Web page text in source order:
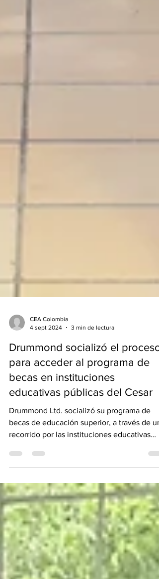
CEA Colombia
4 sept 2024
3 min de lectura
Drummond socializó el proceso
para acceder al programa de
becas en instituciones
educativas públicas del Cesar
Drummond Ltd. socializó su programa de
becas de educación superior, a través de un
recorrido por las instituciones educativas
públicas que h